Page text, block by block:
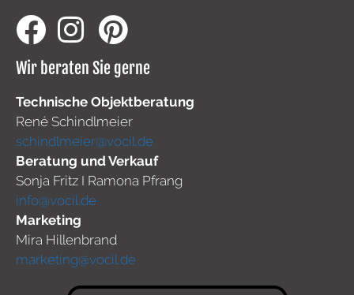
Wir beraten Sie gerne
Technische Objektberatung
René Schindlmeier
schindlmeier@vocil.de
Beratung und Verkauf
Sonja Fritz I Ramona Pfrang
info@vocil.de
Marketing
Mira Hillenbrand
marketing@vocil.de